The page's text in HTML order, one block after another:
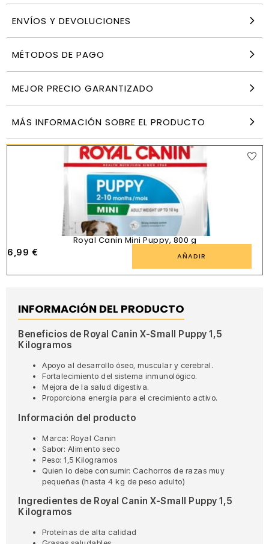
ENVÍOS Y DEVOLUCIONES
MÉTODOS DE PAGO
MEJOR PRECIO GARANTIZADO
MÁS INFORMACIÓN SOBRE EL PRODUCTO
18,99€
AÑADIR
PRODUCTOS SIMILARES
Royal Canin Mini Puppy, 800 g
6,99 € AÑADIR
INFORMACIÓN DEL PRODUCTO
Beneficios de Royal Canin X-Small Puppy 1,5
Kilogramos
Apoyo al desarrollo óseo, muscular y cerebral.
Fortalecimiento del sistema inmunológico.
Mejora de la salud digestiva.
Proporciona energía para el crecimiento activo.
Información del producto
Marca: Royal Canin
Sabor: Alimento seco
Peso: 1,5 Kilogramos
Quien lo debe consumir: Cachorros de razas muy
pequeñas (hasta 4 kg de peso adulto)
Ingredientes de Royal Canin X-Small Puppy 1,5
Kilogramos
Proteínas de alta calidad